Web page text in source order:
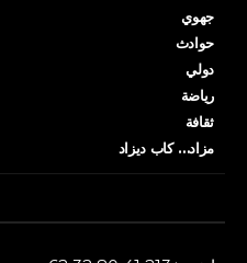
جهوي
حوادث
دولي
رياضة
ثقافة
مزاد… كاب ديزاد